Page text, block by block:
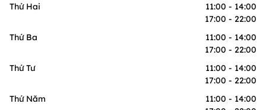
Thứ Hai
11:00 - 14:00
17:00 - 22:00
Thứ Ba
11:00 - 14:00
17:00 - 22:00
Thứ Tư
11:00 - 14:00
17:00 - 22:00
Thứ Năm
11:00 - 14:00